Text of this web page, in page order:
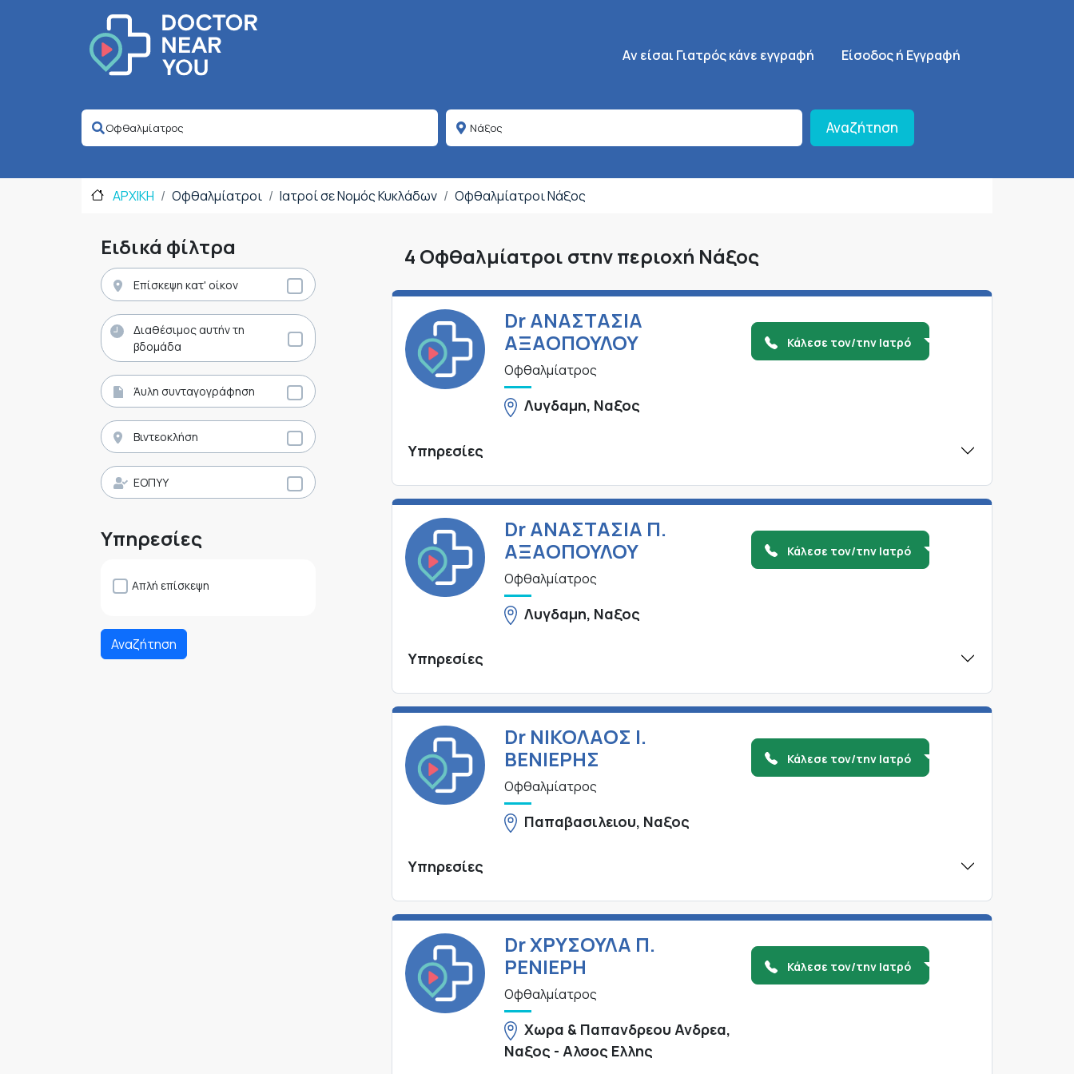
Κεντρική πλοήγηση
Aν είσαι Γιατρός κάνε εγγραφή SignUp Menu
Είσοδος ή Εγγραφή
Αναζήτηση
ΑΡΧΙΚΗ Οφθαλμίατροι Ιατροί σε Νομός Κυκλάδων Οφθαλμίατροι Νάξος
Ειδικά φίλτρα
Επίσκεψη κατ' οίκον
Διαθέσιμος αυτήν τη
βδομάδα
Άυλη συνταγογράφηση
Βιντεοκλήση
ΕΟΠΥΥ
Υπηρεσίες
Απλή επίσκεψη
Αναζήτηση
4 Οφθαλμίατροι στην περιοχή Νάξος
Dr ΑΝΑΣΤΑΣΙΑ
ΑΞΑΟΠΟΥΛΟΥ
Οφθαλμίατρος
Λυγδαμη, Ναξος
Κάλεσε τον/την Ιατρό
Υπηρεσίες
Dr ΑΝΑΣΤΑΣΙΑ Π.
ΑΞΑΟΠΟΥΛΟΥ
Οφθαλμίατρος
Λυγδαμη, Ναξος
Κάλεσε τον/την Ιατρό
Υπηρεσίες
Dr ΝΙΚΟΛΑΟΣ Ι.
ΒΕΝΙΕΡΗΣ
Οφθαλμίατρος
Παπαβασιλειου, Ναξος
Κάλεσε τον/την Ιατρό
Υπηρεσίες
Dr ΧΡΥΣΟΥΛΑ Π.
ΡΕΝΙΕΡΗ
Οφθαλμίατρος
Χωρα & Παπανδρεου Ανδρεα,
Ναξος - Αλσος Ελλης
Κάλεσε τον/την Ιατρό